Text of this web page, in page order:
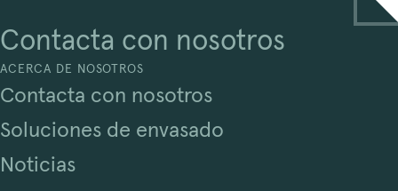
Contacta con nosotros
ACERCA DE NOSOTROS
Contacta con nosotros
Soluciones de envasado
Noticias